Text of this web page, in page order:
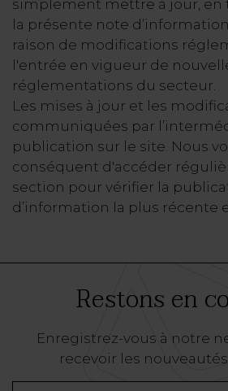
simplement mettre à jour, en
la présente note
raison de modifications
l'entrée en vigueur de
réglementations du secteur.
Les mises à jour et les
communiquées par
publication sur le site. Nous
conséquent d'accéder
section pour vérifier la
d’information la plus récente
Restons en
Enregistrez-vous à notre
recevoir les